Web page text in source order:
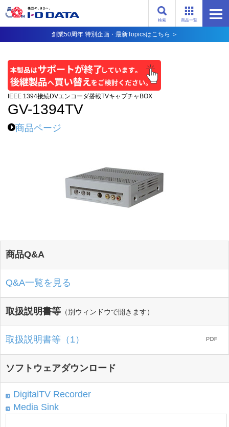
商品一覧
検索
創業50周年 特別企画・最新Topicsはこちら ＞
IEEE 1394接続DVエンコーダ搭載TVキャプチャBOX
GV-1394TV
商品ページ
商品Q&A
Q&A一覧を見る
取扱説明書等 （別ウィンドウで開きます）
取扱説明書等（1）
ソフトウェアダウンロード
DigitalTV Recorder
Media Sink